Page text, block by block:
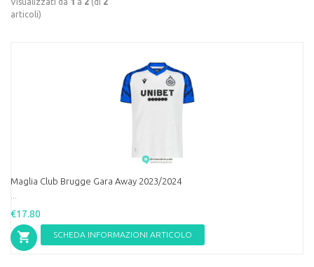
articoli)
Maglia Club Brugge Gara Away 2023/2024
€17.80
SCHEDA INFORMAZIONI ARTICOLO